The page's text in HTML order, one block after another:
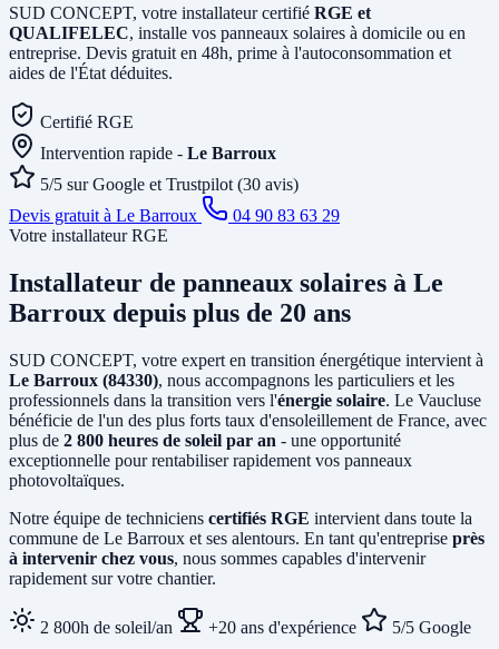
SUD CONCEPT, votre installateur certifié RGE et
QUALIFELEC, installe vos panneaux solaires à domicile ou en
entreprise. Devis gratuit en 48h, prime à l'autoconsommation et
aides de l'État déduites.
Certifié RGE
Intervention rapide - Le Barroux
5/5 sur Google et Trustpilot (30 avis)
Devis gratuit à Le Barroux
04 90 83 63 29
Votre installateur RGE
Installateur de panneaux solaires à Le
Barroux depuis plus de 20 ans
SUD CONCEPT, votre expert en transition énergétique intervient à
Le Barroux (84330), nous accompagnons les particuliers et les
professionnels dans la transition vers l'énergie solaire. Le Vaucluse
bénéficie de l'un des plus forts taux d'ensoleillement de France, avec
plus de 2 800 heures de soleil par an - une opportunité
exceptionnelle pour rentabiliser rapidement vos panneaux
photovoltaïques.
Notre équipe de techniciens certifiés RGE intervient dans toute la
commune de Le Barroux et ses alentours. En tant qu'entreprise près
à intervenir chez vous, nous sommes capables d'intervenir
rapidement sur votre chantier.
2 800h de soleil/an +20 ans d'expérience 5/5 Google